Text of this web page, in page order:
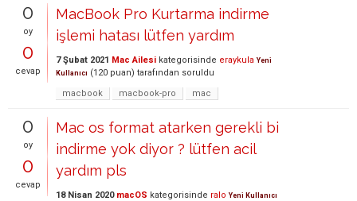
0
oy
0
cevap
MacBook Pro Kurtarma indirme
işlemi hatası lütfen yardım
7 Şubat 2021 Mac Ailesi kategorisinde eraykula Yeni
Kullanıcı (120 puan) tarafından soruldu
macbook
macbook-pro mac
0
oy
0
cevap
Mac os format atarken gerekli bi
indirme yok diyor ? lütfen acil
yardım pls
18 Nisan 2020 macOS kategorisinde ralo Yeni Kullanıcı